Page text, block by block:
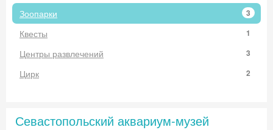
Зоопарки 3
Квесты 1
Центры развлечений 3
Цирк 2
Севастопольский аквариум-музей